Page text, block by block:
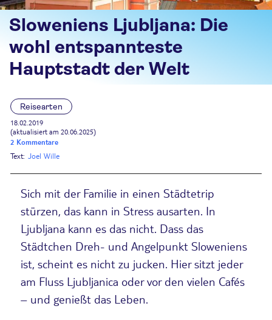
Sloweniens Ljubljana: Die
wohl entspannteste
Hauptstadt der Welt
Reisearten
18.02.2019
(aktualisiert am 20.06.2025)
2 Kommentare
Text: Joel Wille
Sich mit der Familie in einen Städtetrip
stürzen, das kann in Stress ausarten. In
Ljubljana kann es das nicht. Dass das
Städtchen Dreh- und Angelpunkt Sloweniens
ist, scheint es nicht zu jucken. Hier sitzt jeder
am Fluss Ljubljanica oder vor den vielen Cafés
– und genießt das Leben.